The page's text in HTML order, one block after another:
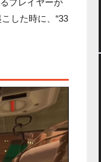
プレイヤーが
した時に、“33